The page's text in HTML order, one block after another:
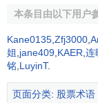
见，我国公司法
司法的规定基本
国没有对特别股作
留了现行公司法第
本法规定的股票
该条规定按照学
本条目由以下用户
Kane0135 Zfj3000
姐 jane409 KAER 连
铭 LuyinT.
页面分类: 股票术语